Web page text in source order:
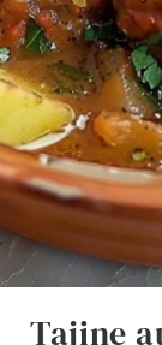
Tajine